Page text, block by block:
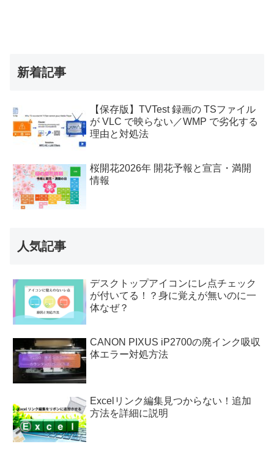
新着記事
【保存版】TVTest 録画の TSファイル
が VLC で映らない／WMP で劣化する
理由と対処法
桜開花2026年 開花予報と宣言・満開
情報
人気記事
デスクトップアイコンにレ点チェック
が付いてる！？身に覚えが無いのに一
体なぜ？
CANON PIXUS iP2700の廃インク吸収
体エラー対処方法
Excelリンク編集見つからない！追加
方法を詳細に説明